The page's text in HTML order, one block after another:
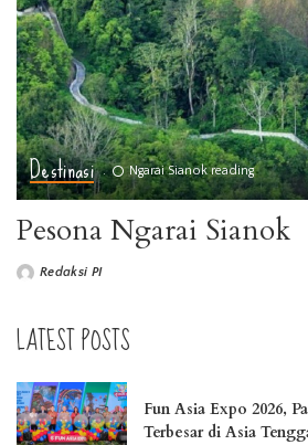
Destinasi Ngarai Sianok reading
Pesona Ngarai Sianok
Redaksi PI
LATEST POSTS
Fun Asia Expo 2026,
Terbesar di Asia